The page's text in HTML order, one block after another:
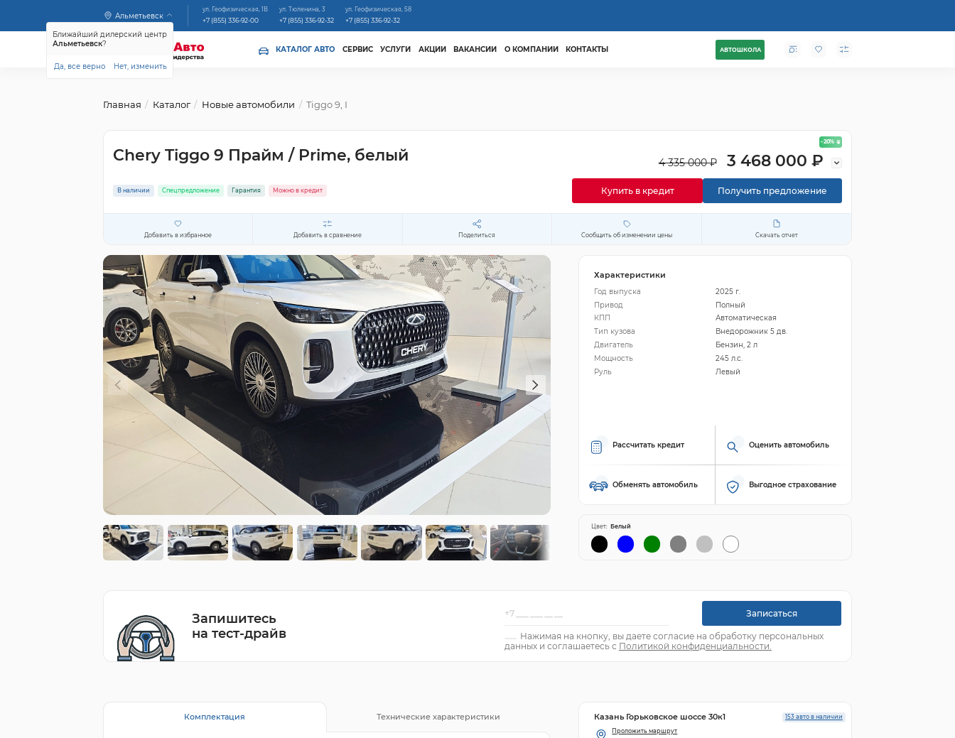
Альметьевск
Ближайший дилерский центр
Альметьевск?
Да, все верно Нет, изменить
ул. Геофизическая, 1В
+7 (855) 336-92-00
ул. Тюленина, 3
+7 (855) 336-92-32
ул. Геофизическая, 58
+7 (855) 336-92-32
КАТАЛОГ АВТО СЕРВИС УСЛУГИ АКЦИИ ВАКАНСИИ О КОМПАНИИ КОНТАКТЫ АВТОШКОЛА
Главная Каталог Новые автомобили Tiggo 9, I
Chery Tiggo 9 Прайм / Prime, белый
- 20%
4 335 000 ₽ 3 468 000 ₽
В наличии Спецпредложение Гарантия Можно в кредит Купить в кредит Получить предложение
Добавить в избранное Добавить в сравнение Поделиться Сообщить об изменении цены Скачать отчет
Характеристики
Год выпуска
2025 г.
Привод
Полный
КПП
Автоматическая
Тип кузова
Внедорожник 5 дв.
Двигатель
Бензин, 2 л
Мощность
245 л.с.
Руль
Левый
Рассчитать кредит Оценить автомобиль
Обменять автомобиль Выгодное страхование
Цвет: Белый
Запишитесь
на тест-драйв
Записаться
Нажимая на кнопку, вы даете согласие на обработку персональных
данных и соглашаетесь с Политикой конфиденциальности.
Комплектация Технические характеристики 153 авто в наличии
Казань Горьковское шоссе 30к1
Проложить маршрут